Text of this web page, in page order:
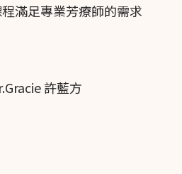
定的植物化學，可能是造成
滿足專業芳療師的需求
許藍方